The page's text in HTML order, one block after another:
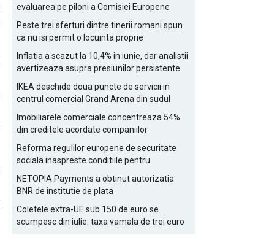
evaluarea pe piloni a Comisiei Europene
Peste trei sferturi dintre tinerii romani spun
ca nu isi permit o locuinta proprie
Inflatia a scazut la 10,4% in iunie, dar analistii
avertizeaza asupra presiunilor persistente
IKEA deschide doua puncte de servicii in
centrul comercial Grand Arena din sudul
Imobiliarele comerciale concentreaza 54%
din creditele acordate companiilor
Reforma regulilor europene de securitate
sociala inaspreste conditiile pentru
NETOPIA Payments a obtinut autorizatia
BNR de institutie de plata
Coletele extra-UE sub 150 de euro se
scumpesc din iulie: taxa vamala de trei euro
pe articol, adaugata la taxa logistica